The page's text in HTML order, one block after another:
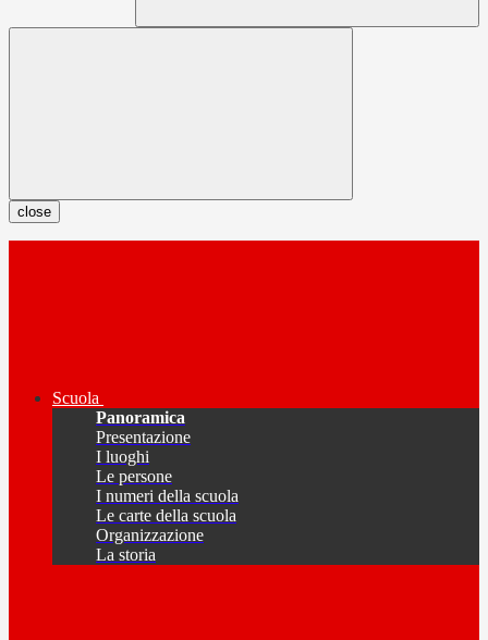
close
Scuola
Panoramica
Presentazione
I luoghi
Le persone
I numeri della scuola
Le carte della scuola
Organizzazione
La storia